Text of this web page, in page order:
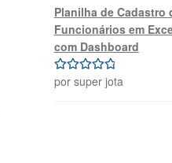
Planilha de Cadastro
Funcionários em
com Dashboard
Avaliação5
por super jota